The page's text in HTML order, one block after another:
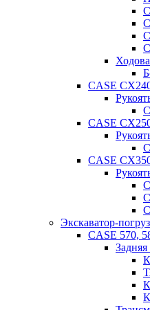
CASE
CASE
CASE
Экскаватор-
CASE 570,
Задняя